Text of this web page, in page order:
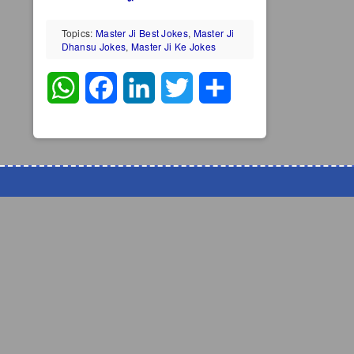
Topics: Master Ji Best Jokes, Master Ji
Dhansu Jokes, Master Ji Ke Jokes
WhatsAppFacebookLinkedInTwitter